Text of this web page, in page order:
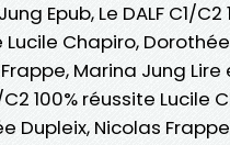
Epub, Le DALF C1/C2
Lucile Chapiro,
Marina Jung Lire
C2 100% réussite Lucile
Dupleix, Nicolas